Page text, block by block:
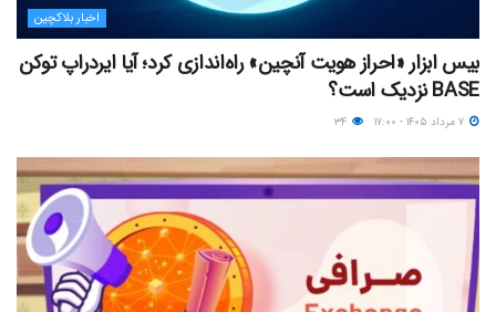
اخبار بلاکچین
بیس ابزار «احراز هویت آنچین» راه‌اندازی کرد؛ آیا ایردراپ توکن
BASE نزدیک‌ است؟